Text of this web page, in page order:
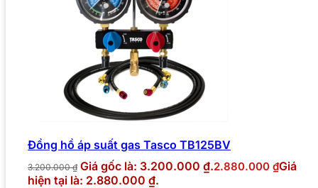
Đồng hồ áp suất gas Tasco TB125BV
3.200.000₫ Giá gốc là: 3.200.000 ₫.2.880.000 ₫Giá
hiện tại là: 2.880.000 ₫.